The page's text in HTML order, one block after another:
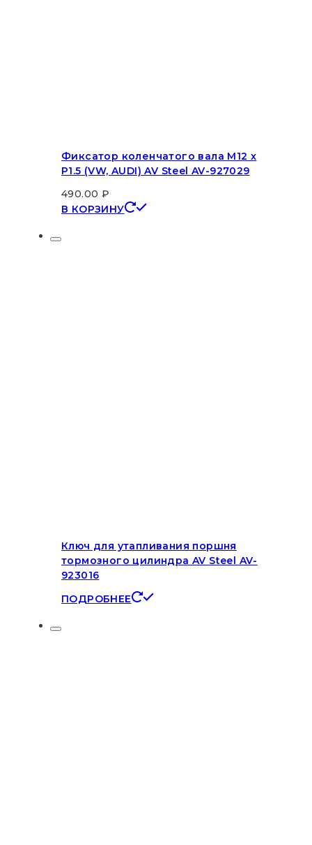
Фиксатор коленчатого вала M12 x
P1.5 (VW, AUDI) AV Steel AV-927029
490.00 ₽
В КОРЗИНУ
Ключ для утапливания поршня
тормозного цилиндра AV Steel AV-
923016
ПОДРОБНЕЕ